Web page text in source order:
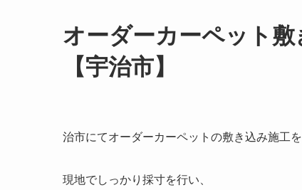
オーダーカーペット
【宇治市】
治市にてオーダーカーペットの敷き込み施工
現地でしっかり採寸を行い、